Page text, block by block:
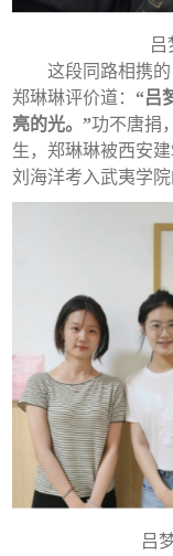
吕
这段同路相携
郑琳琳评价道：“吕
亮的光。”功不唐捐
生，郑琳琳被西安
刘海洋考入武夷学院
吕